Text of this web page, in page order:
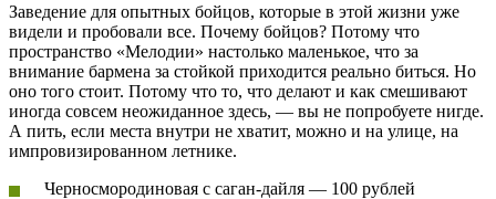
Заведение для опытных бойцов, которые в этой жизни уже
видели и пробовали все. Почему бойцов? Потому что
пространство «Мелодии» настолько маленькое, что за
внимание бармена за стойкой приходится реально биться. Но
оно того стоит. Потому что то, что делают и как смешивают
иногда совсем неожиданное здесь, — вы не попробуете нигде.
А пить, если места внутри не хватит, можно и на улице, на
импровизированном летнике.
Черносмородиновая с саган-дайля — 100 рублей